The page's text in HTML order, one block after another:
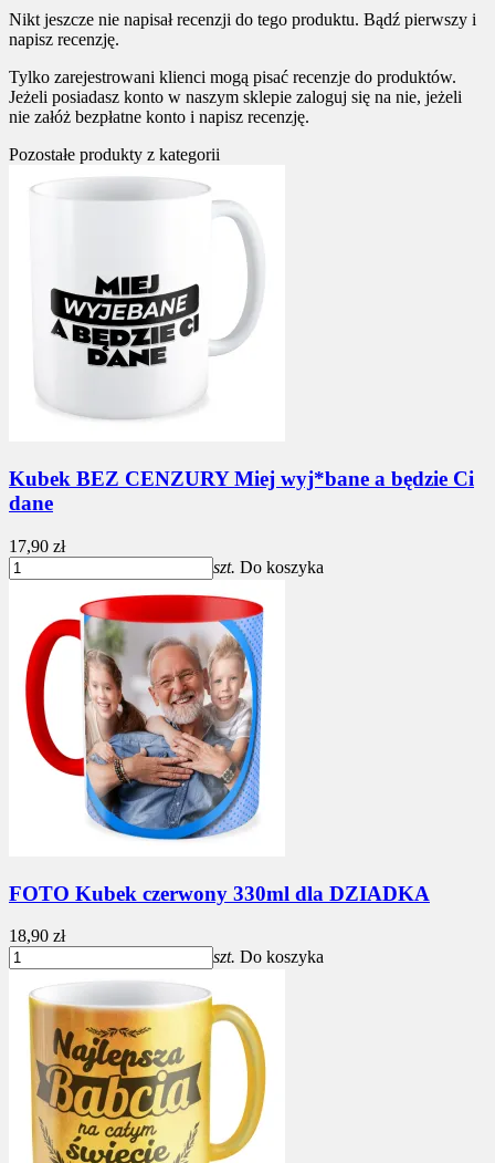
Nikt jeszcze nie napisał recenzji do tego produktu. Bądź pierwszy i
napisz recenzję.
Tylko zarejestrowani klienci mogą pisać recenzje do produktów.
Jeżeli posiadasz konto w naszym sklepie zaloguj się na nie, jeżeli
nie załóż bezpłatne konto i napisz recenzję.
Pozostałe produkty z kategorii
Kubek BEZ CENZURY Miej wyj*bane a będzie Ci
dane
17,90 zł
szt. Do koszyka
FOTO Kubek czerwony 330ml dla DZIADKA
18,90 zł
szt. Do koszyka